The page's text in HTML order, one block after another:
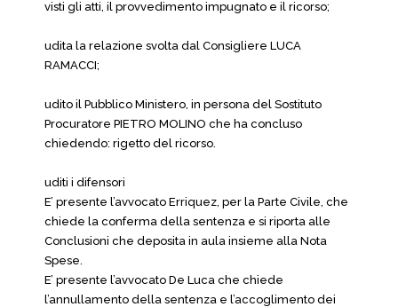
visti gli atti, il provvedimento impugnato e il ricorso;
udita la relazione svolta dal Consigliere LUCA
RAMACCI;
udito il Pubblico Ministero, in persona del Sostituto
Procuratore PIETRO MOLINO che ha concluso
chiedendo: rigetto del ricorso.
uditi i difensori
E’ presente l’avvocato Erriquez, per la Parte Civile, che
chiede la conferma della sentenza e si riporta alle
Conclusioni che deposita in aula insieme alla Nota
Spese.
E’ presente l’avvocato De Luca che chiede
l’annullamento della sentenza e l’accoglimento dei